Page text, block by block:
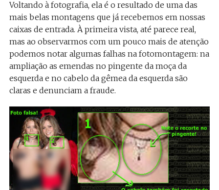
Voltando à fotografia, ela é o resultado de uma das
mais belas montagens que já recebemos em nossas
caixas de entrada. À primeira vista, até parece real,
mas ao observarmos com um pouco mais de atenção
podemos notar algumas falhas na fotomontagem: na
ampliação as emendas no pingente da moça da
esquerda e no cabelo da gêmea da esquerda são
claras e denunciam a fraude.